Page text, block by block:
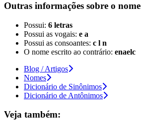
Outras informações sobre o nome
Possui: 6 letras
Possui as vogais: e a
Possui as consoantes: c l n
O nome escrito ao contrário: enaelc
Blog / Artigos
Nomes
Dicionário de Sinônimos
Dicionário de Antônimos
Veja também: